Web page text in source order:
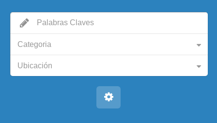
Categoria
Ubicación